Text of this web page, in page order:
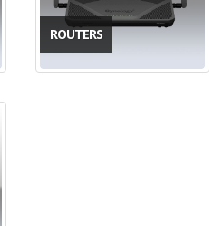
ROUTERS